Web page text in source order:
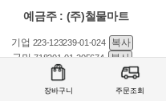
장바구니 주문조회
예금주 : (주)철물마트
기업 223-123239-01-024
복사
국민718201-01-205674
복사
301-0168-3882-11 복사